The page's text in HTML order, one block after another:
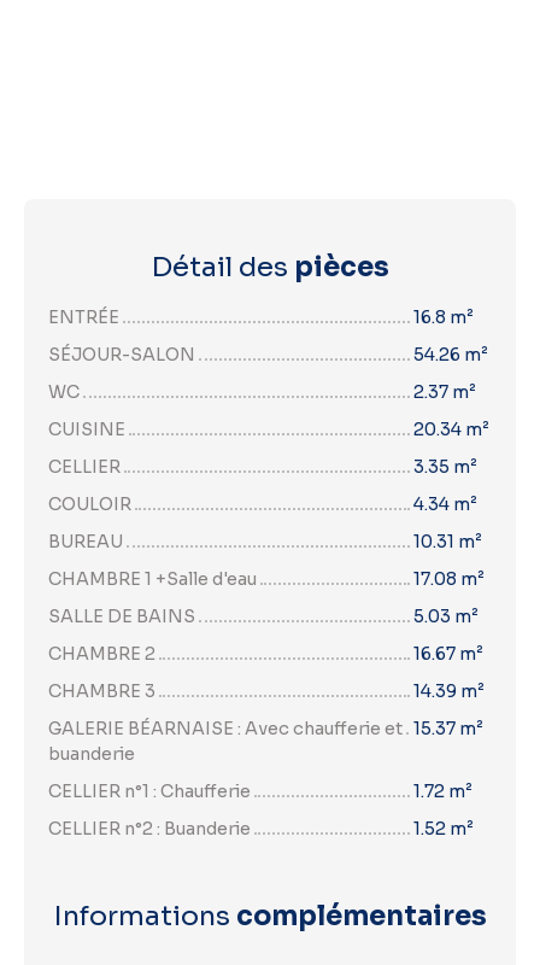
Détail des pièces
ENTRÉE
16.8 m²
SÉJOUR-SALON
54.26 m²
WC
2.37 m²
CUISINE
20.34 m²
CELLIER
3.35 m²
COULOIR
4.34 m²
BUREAU
10.31 m²
CHAMBRE 1 +Salle d'eau
17.08 m²
SALLE DE BAINS
5.03 m²
CHAMBRE 2
16.67 m²
CHAMBRE 3
14.39 m²
GALERIE BÉARNAISE : Avec chaufferie et
buanderie
15.37 m²
CELLIER n°1 : Chaufferie
1.72 m²
CELLIER n°2 : Buanderie
1.52 m²
Informations complémentaires